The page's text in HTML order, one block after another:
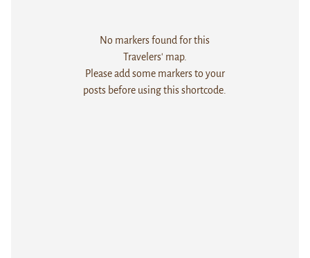
No markers found for this
Travelers' map.
Please add some markers to your
posts before using this shortcode.